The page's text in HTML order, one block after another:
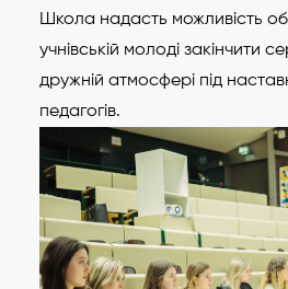
Школа надасть можливість
учнівській молоді закінчити
дружній атмосфері під
педагогів.